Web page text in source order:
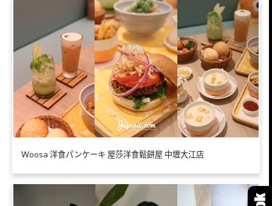
Ｗoosa 洋食パンケーキ 屋莎洋食鬆餅屋 中壢大江店